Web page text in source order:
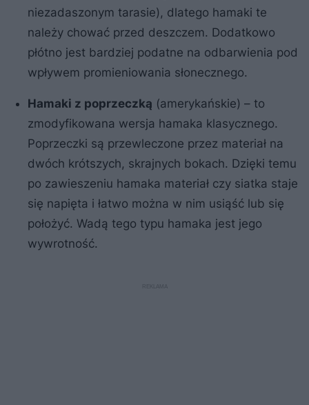
niezadaszonym tarasie), dlatego hamaki te
należy chować przed deszczem. Dodatkowo
płótno jest bardziej podatne na odbarwienia pod
wpływem promieniowania słonecznego.
Hamaki z poprzeczką (amerykańskie) – to
zmodyfikowana wersja hamaka klasycznego.
Poprzeczki są przewleczone przez materiał na
dwóch krótszych, skrajnych bokach. Dzięki temu
po zawieszeniu hamaka materiał czy siatka staje
się napięta i łatwo można w nim usiąść lub się
położyć. Wadą tego typu hamaka jest jego
wywrotność.